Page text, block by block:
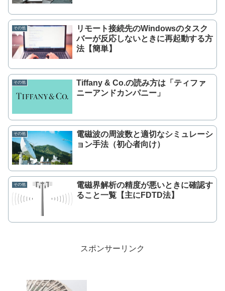
その他
リモート接続先のWindowsのタスク
バーが反応しないときに再起動する方
法【簡単】
その他
Tiffany & Co.の読み方は「ティファ
ニーアンドカンパニー」
その他
電磁波の周波数と適切なシミュレーシ
ョン手法（初心者向け）
その他
電磁界解析の精度が悪いときに確認す
ること一覧【主にFDTD法】
スポンサーリンク